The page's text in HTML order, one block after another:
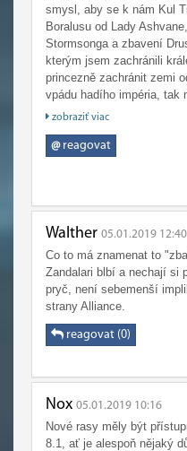
smysl, aby se k nám Kul
Boralusu od Lady
Stormsonga a zbavení
kterým jsem zachránili
princezně zachránit zemi
vpádu hadího impéria, tak
přidat.
Bitva o Boralus, která je
na Kul Tirasu, mi
místo čtení návodu...
).
tak se to dá zvládnout po
víc lidí taktiky
Přeju ti, abys to na
nechceš, ale kdyby
být moc casual unfriendly
zobraziť viac
@reagovat
Walther 05.01.2019 12:40
Co to má znamenat to
Zandalari blbí a nechají si
pryč, není sebemenší
strany Alliance.
reagovat (0)
Nox 05.01.2019 10:16
Nové rasy měly být
8.1, ať je alespoň nějaký